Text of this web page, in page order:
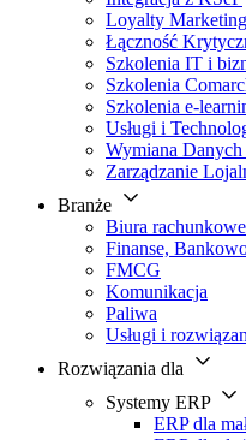
Loyalty
Łączność
Szkolenia IT i
Szkolenia
Szkolenia e-
Usługi i
Wymiana
Zarządzanie
Branże
Biura rachunkowe
Finanse,
FMCG
Komunikacja
Paliwa
Usługi i
Rozwiązania dla
Systemy ERP
ERP dla